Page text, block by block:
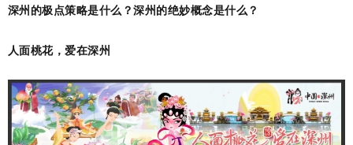
深州的极点策略是什么？深州的绝妙概念是什么？
人面桃花，爱在深州